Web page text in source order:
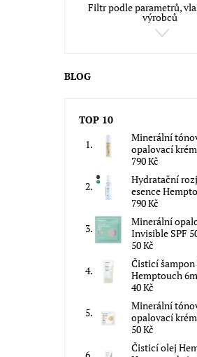
Filtr podle parametrů,
výrobců
BLOG
TOP 10
Minerální
opalovací
790 Kč
Hydratační
esence
790 Kč
Minerální
Invisible SPF
50 Kč
Čisticí šampon
Hemptouch
40 Kč
Minerální
opalovací
50 Kč
Čisticí olej